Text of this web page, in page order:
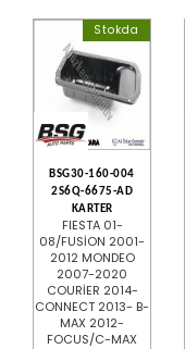
Stokda
BSG30-160-004
2S6Q-6675-AD
KARTER
FIESTA 01-
08/FUSİON 2001-
2012 MONDEO
2007-2020
COURİER 2014-
CONNECT 2013- B-
MAX 2012-
FOCUS/C-MAX